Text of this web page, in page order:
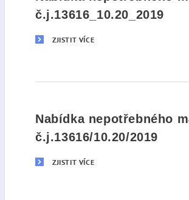
č.j.13616_10.20_2019
ZJISTIT VÍCE
Nabídka nepotřebného
č.j.13616/10.20/2019
ZJISTIT VÍCE